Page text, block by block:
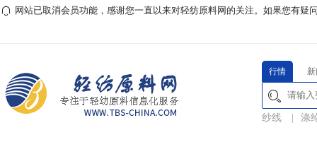
网站已取消会员功能，感谢您一直以来对轻纺原料网的关注。如果您有疑
行情
纱线 涤